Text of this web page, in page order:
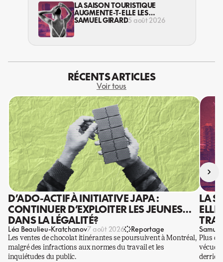
LA SAISON TOURISTIQUE
AUGMENTE-T-ELLE LES
VIOLENCES CONTRE LES
SAMUEL GIRARD5 août 2026
RÉCENTS ARTICLES
Voir tous
D’ADO-ACTIF À INITIATIVE JAPA :
CONTINUER D’EXPLOITER LES JEUNES…
DANS LA LÉGALITÉ?
Léa Beaulieu-Kratchanov7 août 2026 Reportage
Les ventes de chocolat itinérantes se poursuivent à Montréal,
malgré des infractions aux normes du travail et les
inquiétudes du public.
LA
Plus
vécues
›